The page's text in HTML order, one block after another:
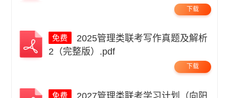
下载
2（完整版）.pdf
下载